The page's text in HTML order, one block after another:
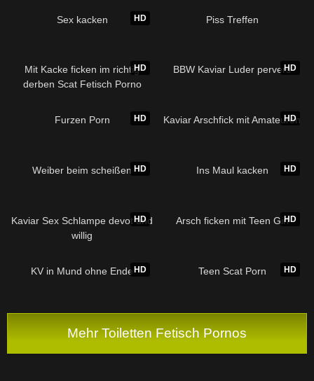
HD
Sex kacken Piss Treffen
HD
Mit Kacke ficken im richtig
derben Scat Fetisch Porno
HD
BBW Kaviar Luder pervers
HD
Furzen Porn HD
Kaviar Arschfick mit Amateuren
HD
Weiber beim scheißen HD
Ins Maul kacken
HD
Kaviar Sex Schlampe devot und
willig
HD
Arsch ficken mit Teen Girl
HD
KV in Mund ohne Ende HD
Teen Scat Porn
Mehr Toiletten Fetisch Pornos